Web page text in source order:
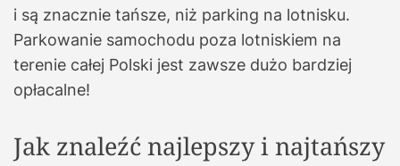
i są znacznie tańsze, niż parking na lotnisku.
Parkowanie samochodu poza lotniskiem na
terenie całej Polski jest zawsze dużo bardziej
opłacalne!
Jak znaleźć najlepszy i najtańszy